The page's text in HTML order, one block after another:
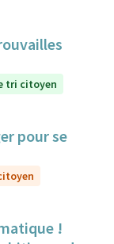
tri citoyen
pour se
!